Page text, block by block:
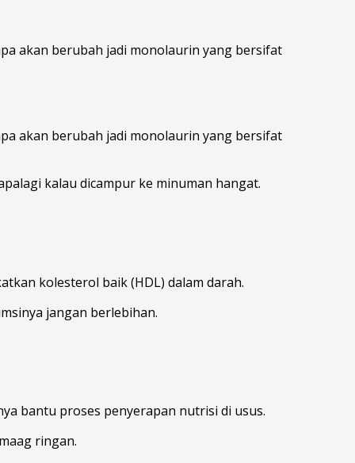
akan berubah jadi monolaurin yang bersifat
akan berubah jadi monolaurin yang bersifat
kalau dicampur ke minuman hangat.
kolesterol baik (HDL) dalam darah.
jangan berlebihan.
bantu proses penyerapan nutrisi di usus.
ringan.